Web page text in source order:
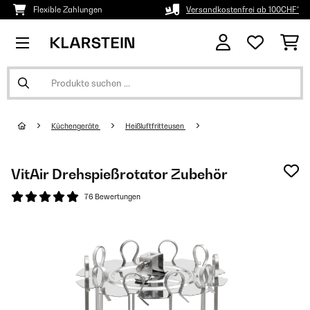
Flexible Zahlungen Versandkostenfrei ab 100CHF*
Küchengeräte Heißluftfritteusen
VitAir Drehspießrotator Zubehör
76 Bewertungen